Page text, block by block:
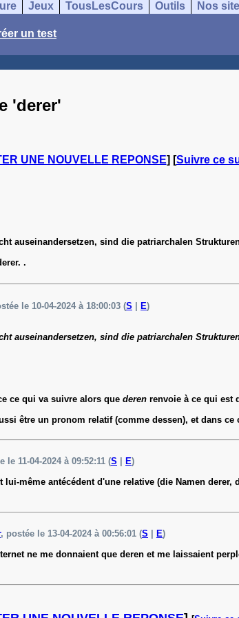
Jeux TousLesCours Outils Nos
un test
'derer'
UNE NOUVELLE REPONSE] [Suivre ce
auseinandersetzen, sind die patriarchalen
.
le 10-04-2024 à 18:00:03 (S E)
auseinandersetzen, sind die patriarchalen
ce qui va suivre alors que deren renvoie à ce qui est
être un pronom relatif (comme dessen), et dans
le 11-04-2024 à 09:52:11 (S E)
même antécédent d'une relative (die Namen
, postée le 13-04-2024 à 00:56:01 (S E)
ne me donnaient que deren et me laissaient